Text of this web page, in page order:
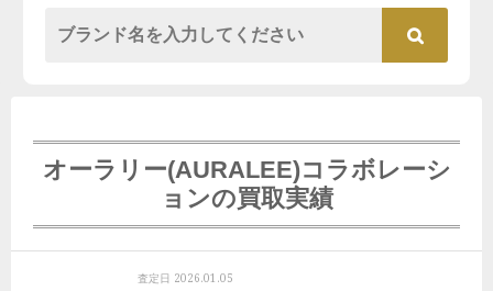
オーラリー(AURALEE)コラボレーシ
ョンの買取実績
査定日 2026.01.05